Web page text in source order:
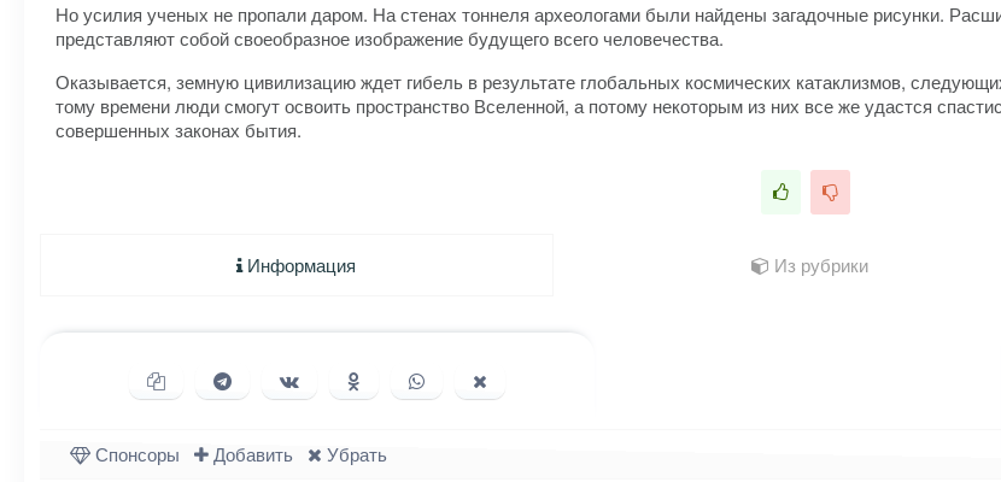
Но усилия ученых не пропали даром. На стенах тоннеля археологами были найдены загадочные рисунки.
представляют собой своеобразное изображение будущего всего человечества.
Оказывается, земную цивилизацию ждет гибель в результате глобальных космических катаклизмов,
тому времени люди смогут освоить пространство Вселенной, а потому некоторым из них все же удастся
совершенных законах бытия.
Информация Из рубрики
Копировать ссылкуПоделиться в Telegram
Поделиться ВКонтакте
Поделиться в Одноклассниках
Поделиться в WhatsApp
Спонсоры Добавить Убрать